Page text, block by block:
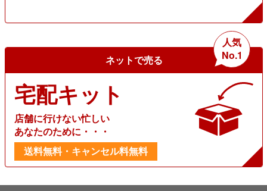
ネットで売る
人気
No.1
宅配キット
店舗に行けない忙しい
あなたのために・・・
送料無料・キャンセル料無料